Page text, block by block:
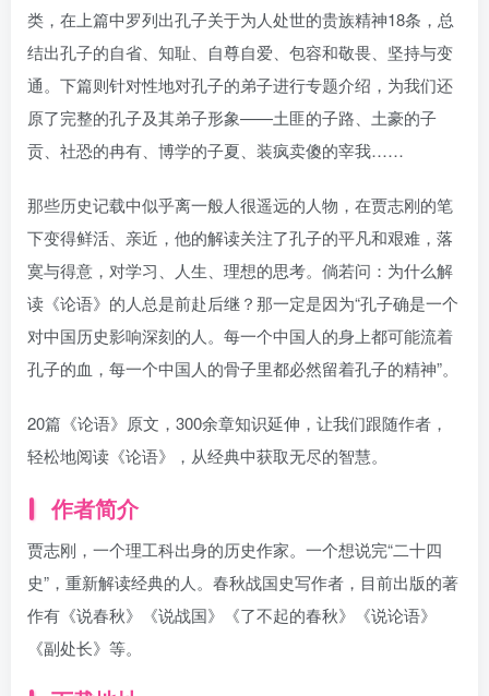
类，在上篇中罗列出孔子关于为人处世的贵族精神18条，总
结出孔子的自省、知耻、自尊自爱、包容和敬畏、坚持与变
通。下篇则针对性地对孔子的弟子进行专题介绍，为我们还
原了完整的孔子及其弟子形象——土匪的子路、土豪的子
贡、社恐的冉有、博学的子夏、装疯卖傻的宰我……
那些历史记载中似乎离一般人很遥远的人物，在贾志刚的笔
下变得鲜活、亲近，他的解读关注了孔子的平凡和艰难，落
寞与得意，对学习、人生、理想的思考。倘若问：为什么解
读《论语》的人总是前赴后继？那一定是因为“孔子确是一个
对中国历史影响深刻的人。每一个中国人的身上都可能流着
孔子的血，每一个中国人的骨子里都必然留着孔子的精神”。
20篇《论语》原文，300余章知识延伸，让我们跟随作者，
轻松地阅读《论语》，从经典中获取无尽的智慧。
作者简介
贾志刚，一个理工科出身的历史作家。一个想说完“二十四
史”，重新解读经典的人。春秋战国史写作者，目前出版的著
作有《说春秋》《说战国》《了不起的春秋》《说论语》
《副处长》等。